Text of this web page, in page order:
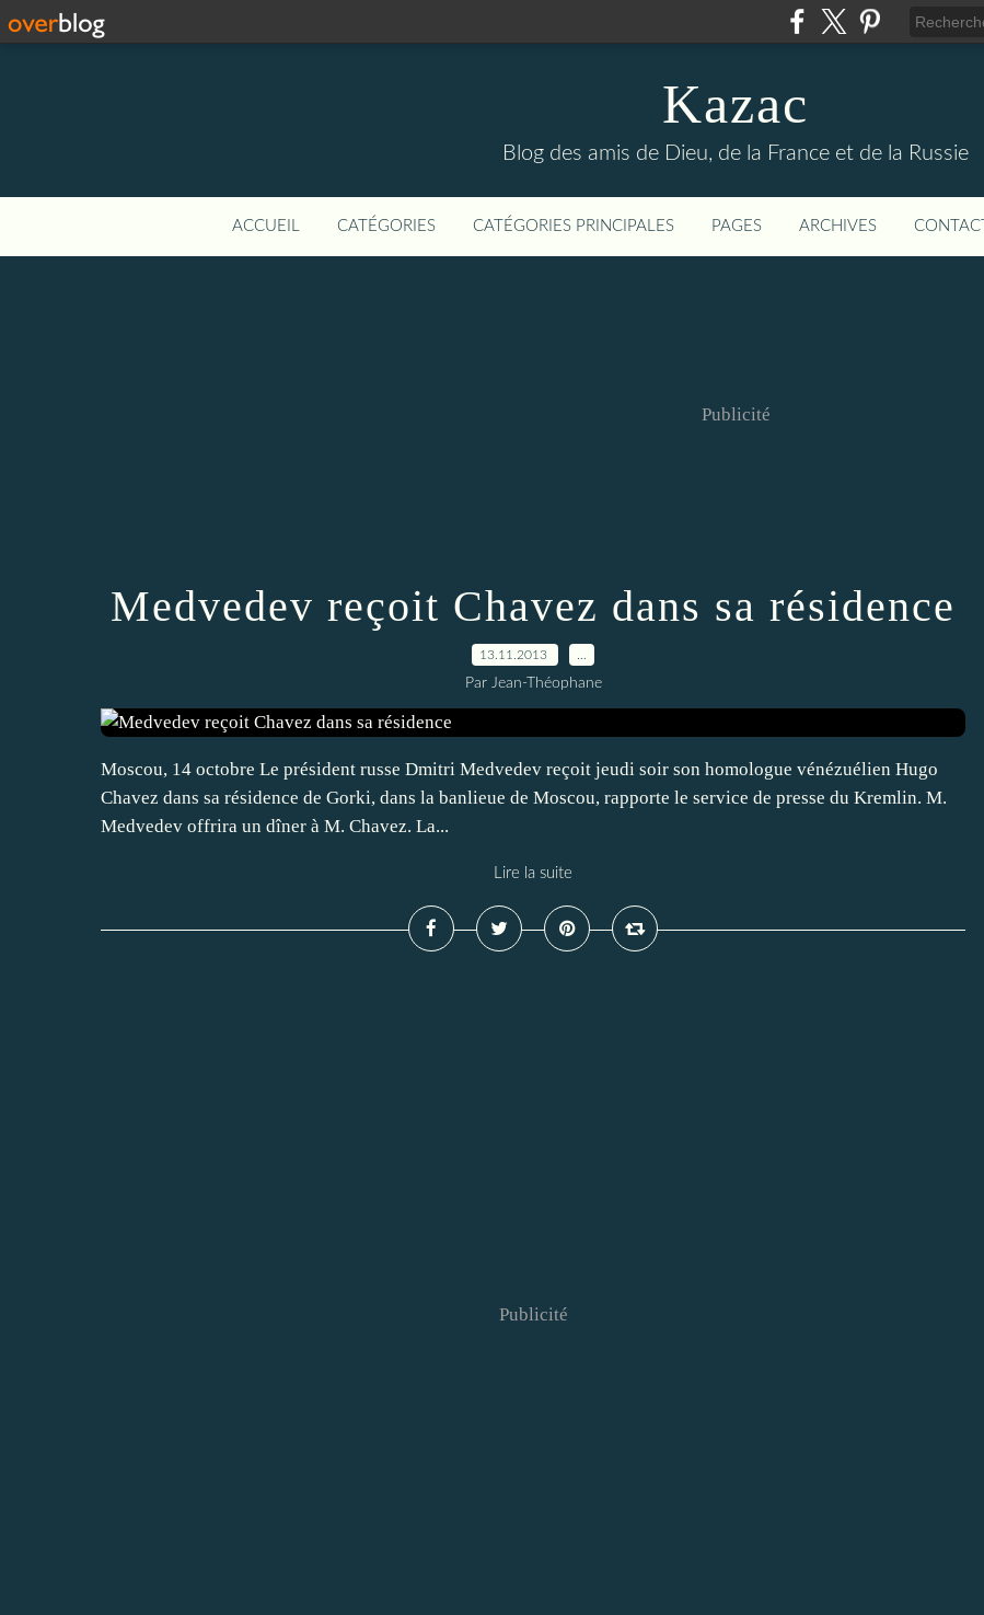
Kazac
Blog des amis de Dieu, de la France et de la Russie
ACCUEIL CATÉGORIES CATÉGORIES PRINCIPALES PAGES ARCHIVES CONTACT
Publicité
Medvedev reçoit Chavez dans sa résidence
13.11.2013
Par Jean-Théophane
Moscou, 14 octobre Le président russe Dmitri Medvedev reçoit jeudi soir son homologue vénézuélien Hugo
Chavez dans sa résidence de Gorki, dans la banlieue de Moscou, rapporte le service de presse du Kremlin. M.
Medvedev offrira un dîner à M. Chavez. La...
Lire la suite
Publicité